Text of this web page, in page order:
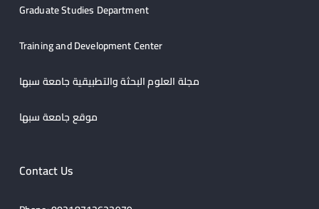
Graduate Studies Department
Training and Development Center
مجلة العلوم البحثة والتطبيقية جامعة سبها
موقع جامعة سبها
Contact Us